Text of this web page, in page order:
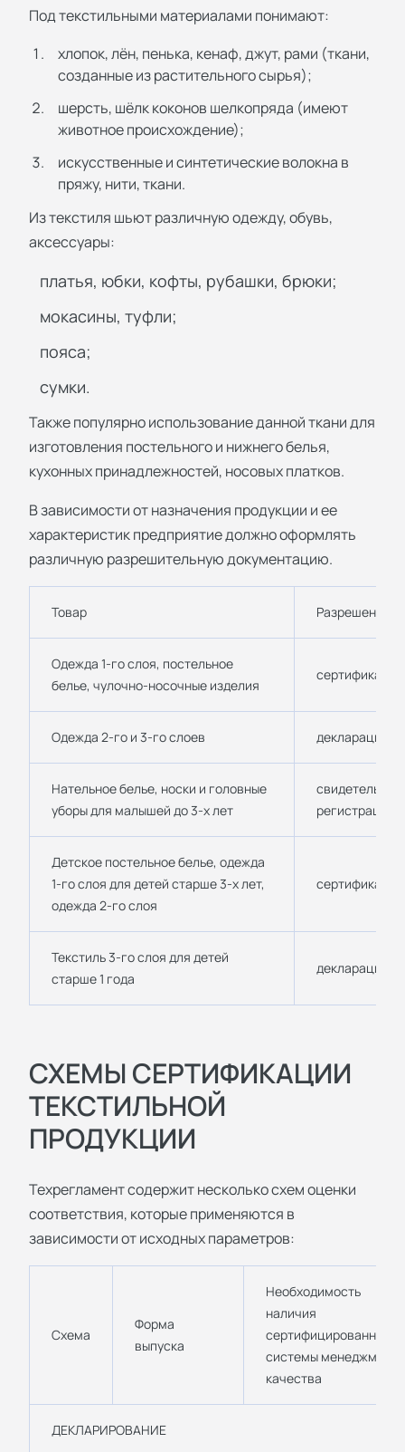
Под текстильными материалами понимают:
хлопок, лён, пенька, кенаф, джут, рами (ткани,
созданные из растительного сырья);
шерсть, шёлк коконов шелкопряда (имеют
животное происхождение);
искусственные и синтетические волокна в
пряжу, нити, ткани.
Из текстиля шьют различную одежду, обувь,
аксессуары:
платья, юбки, кофты, рубашки, брюки;
мокасины, туфли;
пояса;
сумки.
Также популярно использование данной ткани для
изготовления постельного и нижнего белья,
кухонных принадлежностей, носовых платков.
В зависимости от назначения продукции и ее
характеристик предприятие должно оформлять
различную разрешительную документацию.
Товар Разрешение
Одежда 1-го слоя, постельное
белье, чулочно-носочные изделия
сертификат
Одежда 2-го и 3-го слоев декларация
Нательное белье, носки и головные
уборы для малышей до 3-х лет
регистрации
Детское постельное белье, одежда
1-го слоя для детей старше 3-х лет,
одежда 2-го слоя
сертификат
Текстиль 3-го слоя для детей
старше 1 года
декларация
СХЕМЫ СЕРТИФИКАЦИИ
ТЕКСТИЛЬНОЙ
ПРОДУКЦИИ
Техрегламент содержит несколько схем оценки
соответствия, которые применяются в
зависимости от исходных параметров:
Схема
Форма
выпуска
Необходимость
наличия
сертифицированной
системы менеджмента
качества
ДЕКЛАРИРОВАНИЕ